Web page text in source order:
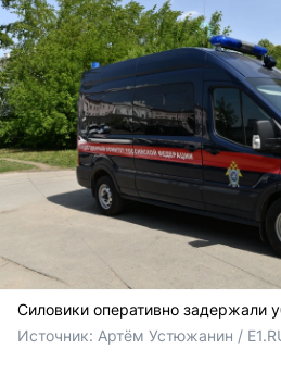
Силовики оперативно задержали
Источник: Артём Устюжанин /